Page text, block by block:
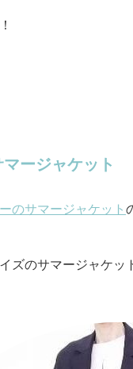
ージャケット
のサマージャケット
ズのサマージャケッ